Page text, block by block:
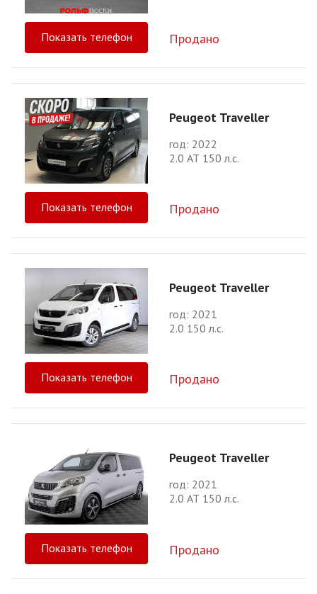
Показать телефон Продано
Peugeot Traveller
год: 2022
2.0 АТ 150 л.с.
Показать телефон Продано
Peugeot Traveller
год: 2021
2.0 150 л.с.
Показать телефон Продано
Peugeot Traveller
год: 2021
2.0 АТ 150 л.с.
Показать телефон Продано